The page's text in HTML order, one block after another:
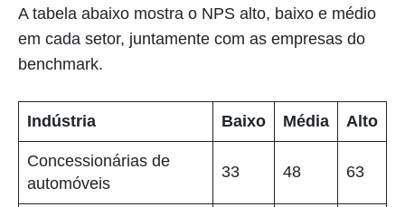
A tabela abaixo mostra o NPS alto, baixo e médio
em cada setor, juntamente com as empresas do
benchmark.
Indústria Baixo Média Alto
Concessionárias de
automóveis
33 48 63